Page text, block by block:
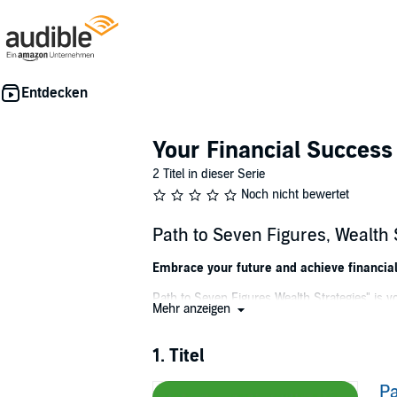
Your Financial Success
2 Titel in dieser Serie
Noch nicht bewertet
Path to Seven Figures,
Embrace your future and achieve
Path to Seven Figures Wealth Strategies" is
With the wisdom of a seasoned captain,
Mehr anzeigen
1. Titel